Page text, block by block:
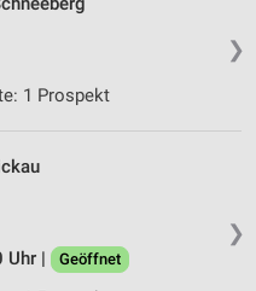
❯
1 Prospekt
❯
Uhr |
Geöffnet